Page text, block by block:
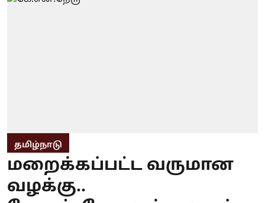
தமிழ்நாடு
மறைக்கப்பட்ட வருமான
வழக்கு..